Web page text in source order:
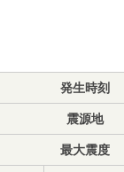
発生時刻
震源地
最大震度